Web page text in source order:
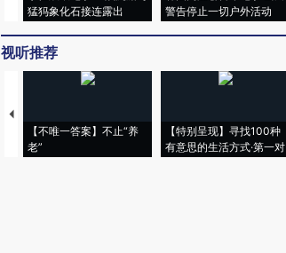
猛犸象化石接连露出
警告停止一切户外活动
视听推荐
【不唯一答案】不止“养
老”
【特别呈现】寻找100种
有意思的生活方式·第一对